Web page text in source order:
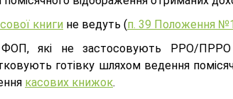
книги не ведуть (п. 39 Положення
які не застосовують РРО/ПРРО
готівку шляхом ведення
касових книжок.